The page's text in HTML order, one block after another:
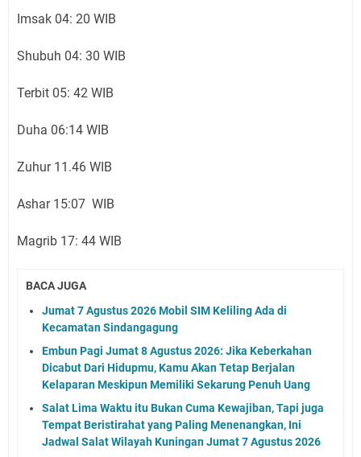
Imsak 04: 20 WIB
Shubuh 04: 30 WIB
Terbit 05: 42 WIB
Duha 06:14 WIB
Zuhur 11.46 WIB
Ashar 15:07 WIB
Magrib 17: 44 WIB
BACA JUGA
Jumat 7 Agustus 2026 Mobil SIM Keliling Ada di
Kecamatan Sindangagung
Embun Pagi Jumat 8 Agustus 2026: Jika Keberkahan
Dicabut Dari Hidupmu, Kamu Akan Tetap Berjalan
Kelaparan Meskipun Memiliki Sekarung Penuh Uang
Salat Lima Waktu itu Bukan Cuma Kewajiban, Tapi juga
Tempat Beristirahat yang Paling Menenangkan, Ini
Jadwal Salat Wilayah Kuningan Jumat 7 Agustus 2026